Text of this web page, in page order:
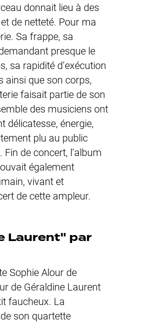
donnait lieu à des
de netteté. Pour ma
Sa frappe, sa
presque le
sa rapidité d’exécution
ainsi que son corps,
faisait partie de son
des musiciens ont
délicatesse, énergie,
plu au public
de concert, l’album
également
vivant et
de cette ampleur.
Laurent" par
Sophie Alour de
de Géraldine Laurent
faucheux. La
son quartette